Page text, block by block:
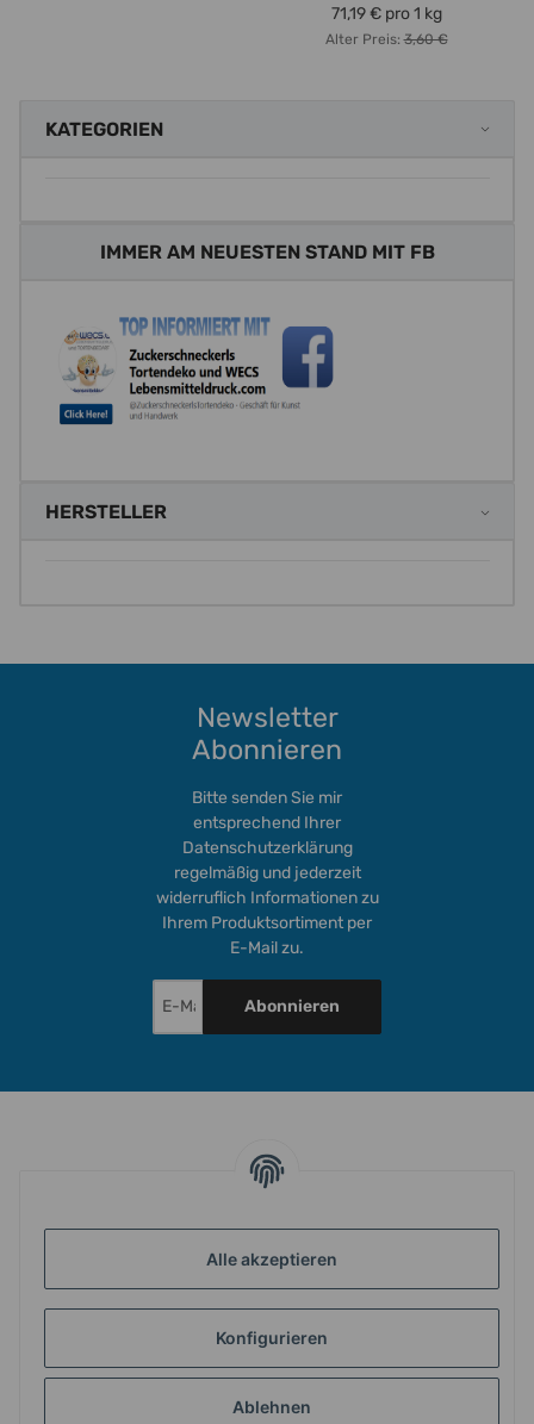
Alle akzeptieren
Konfigurieren
Ablehnen
71,19 € pro 1 kg
Alter Preis:3,60 €
KATEGORIEN
IMMER AM NEUESTEN STAND MIT FB
HERSTELLER
Newsletter
Abonnieren
Bitte senden Sie mir
entsprechend Ihrer
Datenschutzerklärung
regelmäßig und jederzeit
widerruflich Informationen zu
Ihrem Produktsortiment per
E-Mail zu.
Abonnieren
INFORMATIONEN
GESETZLICHE INFORMATIONEN
ZAHLUNG & VERSAND